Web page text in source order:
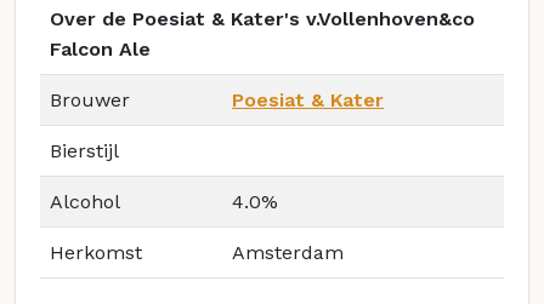
Over de Poesiat & Kater's v.Vollenhoven&co
Falcon Ale
Brouwer Poesiat & Kater
Bierstijl
Alcohol 4.0%
Herkomst Amsterdam